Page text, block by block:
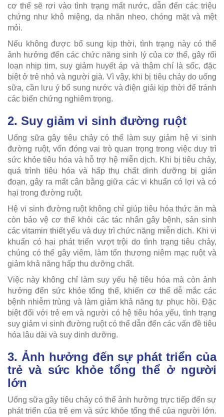
cơ thể sẽ rơi vào tình trạng mất nước, dẫn đến các triệu
chứng như khô miệng, da nhăn nheo, chóng mặt và mệt
mỏi.
Nếu không được bổ sung kịp thời, tình trạng này có thể
ảnh hưởng đến các chức năng sinh lý của cơ thể, gây rối
loạn nhịp tim, suy giảm huyết áp và thậm chí là sốc, đặc
biệt ở trẻ nhỏ và người già. Vì vậy, khi bị tiêu chảy do uống
sữa, cần lưu ý bổ sung nước và điện giải kịp thời để tránh
các biến chứng nghiêm trọng.
2. Suy giảm vi sinh đường ruột
Uống sữa gây tiêu chảy có thể làm suy giảm hệ vi sinh
đường ruột, vốn đóng vai trò quan trọng trong việc duy trì
sức khỏe tiêu hóa và hỗ trợ hệ miễn dịch. Khi bị tiêu chảy,
quá trình tiêu hóa và hấp thụ chất dinh dưỡng bị gián
đoạn, gây ra mất cân bằng giữa các vi khuẩn có lợi và có
hại trong đường ruột.
Hệ vi sinh đường ruột không chỉ giúp tiêu hóa thức ăn mà
còn bảo vệ cơ thể khỏi các tác nhân gây bệnh, sản sinh
các vitamin thiết yếu và duy trì chức năng miễn dịch. Khi vi
khuẩn có hại phát triển vượt trội do tình trạng tiêu chảy,
chúng có thể gây viêm, làm tổn thương niêm mạc ruột và
giảm khả năng hấp thu dưỡng chất.
Việc này không chỉ làm suy yếu hệ tiêu hóa mà còn ảnh
hưởng đến sức khỏe tổng thể, khiến cơ thể dễ mắc các
bệnh nhiễm trùng và làm giảm khả năng tự phục hồi. Đặc
biệt đối với trẻ em và người có hệ tiêu hóa yếu, tình trạng
suy giảm vi sinh đường ruột có thể dẫn đến các vấn đề tiêu
hóa lâu dài và suy dinh dưỡng.
3. Ảnh hưởng đến sự phát triển của
trẻ và sức khỏe tổng thể ở người
lớn
Uống sữa gây tiêu chảy có thể ảnh hưởng trực tiếp đến sự
phát triển của trẻ em và sức khỏe tổng thể của người lớn.